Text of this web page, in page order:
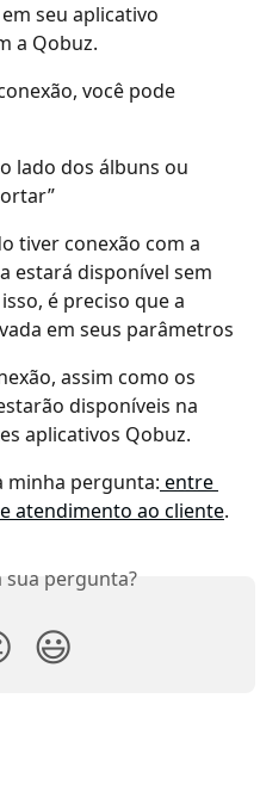
seu aplicativo
a Qobuz.
você pode
lado dos álbuns ou
tiver conexão com a
estará disponível sem
é preciso que a
em seus parâmetros
assim como os
disponíveis na
aplicativos Qobuz.
minha pergunta: entre
atendimento ao cliente.
pergunta?
😃